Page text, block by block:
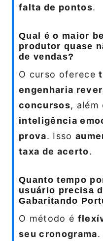
falta de pontos.
Qual é o maior
produtor quase
de vendas?
O curso oferece
engenharia
concursos,
inteligência
prova. Isso
taxa de acerto.
Quanto tempo
usuário precisa
Gabaritando
O método é
seu cronograma.